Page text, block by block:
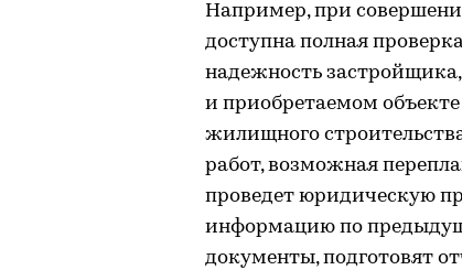
Например, при
доступна полная
надежность
и приобретаемом
жилищного
работ, возможная
проведет юридическую
информацию по
документы, подготовят